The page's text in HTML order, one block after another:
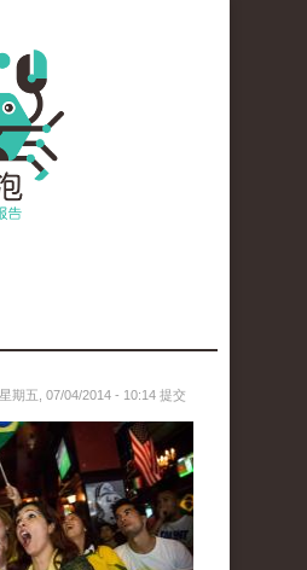
期五, 07/04/2014 - 10:14 提交